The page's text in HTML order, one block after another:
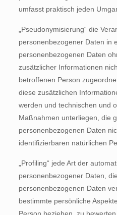
umfasst praktisch jeden
„Pseudonymisierung“ die
personenbezogener Daten in
personenbezogenen Daten
zusätzlicher Informationen
betroffenen Person
diese zusätzlichen
werden und technischen und
Maßnahmen unterliegen, die
personenbezogenen Daten
identifizierbaren natürlichen
„Profiling“ jede Art der
personenbezogener Daten,
personenbezogenen Daten
bestimmte persönliche